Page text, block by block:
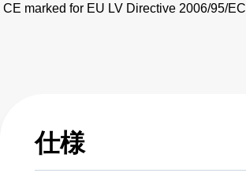
CE marked for EU LV Directive 2006/95/EC
仕様